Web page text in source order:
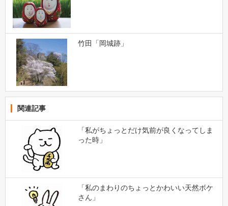
竹田「岡城跡」
関連記事
「私がちょっとだけ気前が良くなってしま
った時」
「私のまわりのちょっとかわいい天然ボケ
さん」